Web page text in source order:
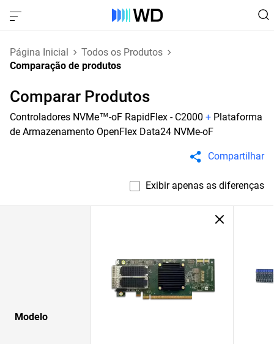
Página Inicial
Todos os Produtos
Comparação de produtos
Comparar Produtos
Controladores NVMe™-oF RapidFlex - C2000 + Plataforma
de Armazenamento OpenFlex Data24 NVMe-oF
Compartilhar
Exibir apenas as diferenças
Modelo